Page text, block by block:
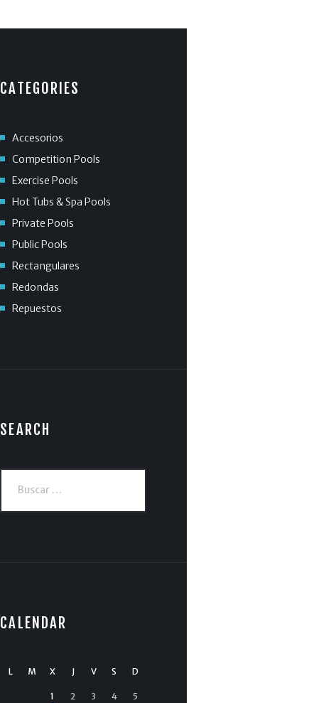
CATEGORIES
Accesorios
Competition Pools
Exercise Pools
Hot Tubs & Spa Pools
Private Pools
Public Pools
Rectangulares
Redondas
Repuestos
SEARCH
CALENDAR
L M X J V S D
1 2 3 4
5